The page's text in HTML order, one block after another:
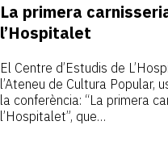
La primera
l’Hospitalet
El Centre d’Estudis de
l’Ateneu de Cultura Popular,
la conferència: “La primera
l’Hospitalet”, que…